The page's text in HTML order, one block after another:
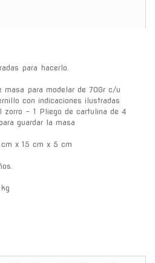
para hacerlo.
para modelar de 70Gr c/u
con indicaciones ilustradas
zorro - 1 Pliego de cartulina de 4
guardar la masa
x 15 cm x 5 cm